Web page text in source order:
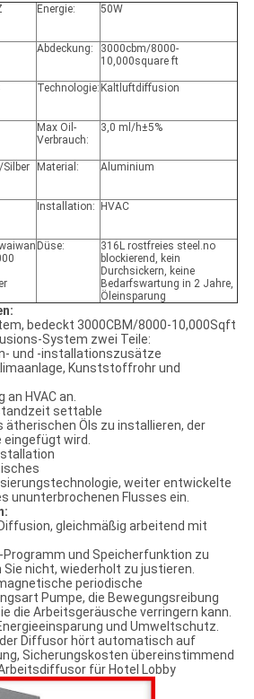
Energie: 50W
Abdeckung:
3000cbm/8000-
10,000square ft
Technologie: Kaltluftdiffusion
Max Oil-
Verbrauch:
3,0 ml/h±5%
Material: Aluminium
Installation: HVAC
Düse:
316L rostfreies steel.no
blockierend, kein
Durchsickern, keine
Bedarfswartung in 2 Jahre,
Öleinsparung
bedeckt 3000CBM/8000-10,000Sqft
System zwei Teile:
und -installationszusätze
Kunststoffrohr und
an HVAC an.
settable
ätherischen Öls zu installieren, der
eingefügt wird.
weiter entwickelte
ununterbrochenen Flusses ein.
gleichmäßig arbeitend mit
Programm und Speicherfunktion zu
Sie nicht, wiederholt zu justieren.
periodische
Pumpe, die Bewegungsreibung
die Arbeitsgeräusche verringern kann.
und Umweltschutz.
der Diffusor hört automatisch auf
Sicherungskosten übereinstimmend
für Hotel Lobby